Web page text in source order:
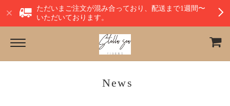
ただいまご注文が混み合っており、配送まで1週間〜
いただいております。
News